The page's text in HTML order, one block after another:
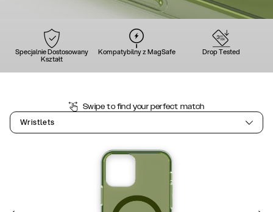
Specjalnie Dostosowany
Kształt
Kompatybilny z MagSafe Drop Tested
Swipe to find your perfect match
Wristlets